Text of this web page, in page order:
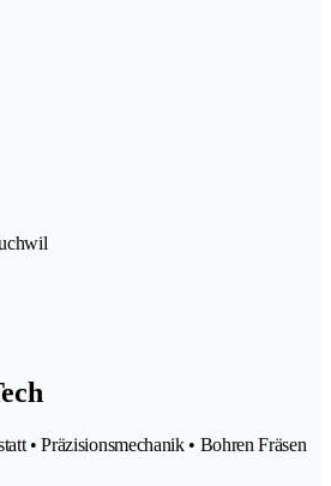
• Präzisionsmechanik • Bohren Fräsen